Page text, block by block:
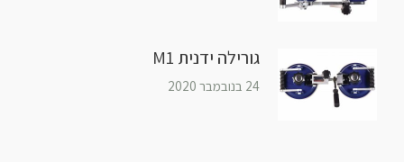
גורילה ידנית M1
24 בנובמבר 2020